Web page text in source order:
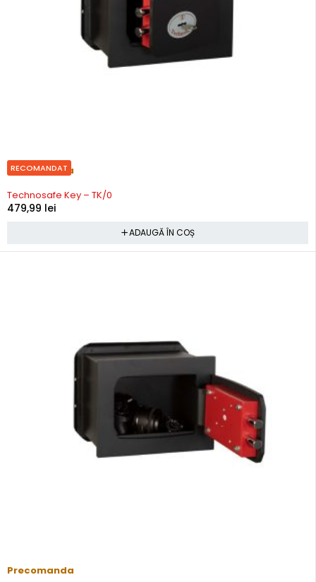
RECOMANDAT
Precomanda
Technosafe Key – TK/0
479,99 lei
ADAUGĂ ÎN COȘ
Precomanda